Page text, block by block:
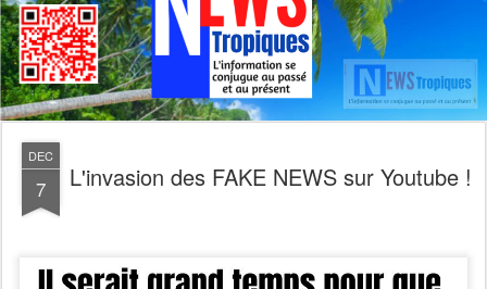
DEC
7 L'invasion des FAKE NEWS sur Youtube !